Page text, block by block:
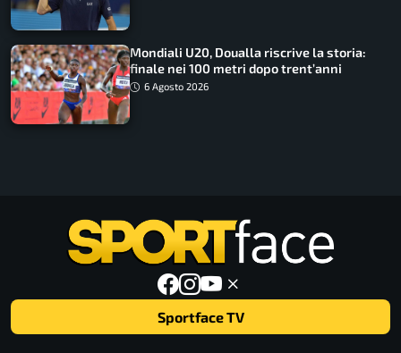
Mondiali U20, Doualla riscrive la storia:
finale nei 100 metri dopo trent’anni
6 Agosto 2026
Sportface TV